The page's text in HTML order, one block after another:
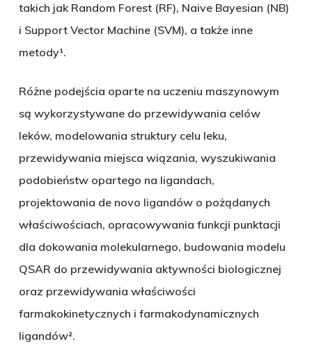
takich jak Random Forest (RF), Naive Bayesian (NB)
i Support Vector Machine (SVM), a także inne
metody¹.
Różne podejścia oparte na uczeniu maszynowym
są wykorzystywane do przewidywania celów
leków, modelowania struktury celu leku,
przewidywania miejsca wiązania, wyszukiwania
podobieństw opartego na ligandach,
projektowania de novo ligandów o pożądanych
właściwościach, opracowywania funkcji punktacji
dla dokowania molekularnego, budowania modelu
QSAR do przewidywania aktywności biologicznej
oraz przewidywania właściwości
farmakokinetycznych i farmakodynamicznych
ligandów².